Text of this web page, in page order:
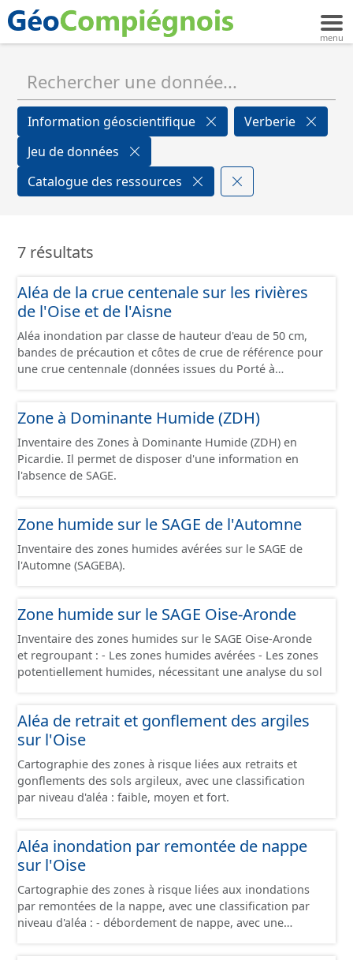
Information géoscientifique
Verberie
Jeu de données
Catalogue des ressources
7 résultats
Aléa de la crue centenale sur les rivières
de l'Oise et de l'Aisne
Aléa inondation par classe de hauteur d'eau de 50 cm,
bandes de précaution et côtes de crue de référence pour
une crue centennale (données issues du Porté à
Zone à Dominante Humide (ZDH)
Inventaire des Zones à Dominante Humide (ZDH) en
Picardie. Il permet de disposer d'une information en
l'absence de SAGE.
Zone humide sur le SAGE de l'Automne
Inventaire des zones humides avérées sur le SAGE de
l'Automne (SAGEBA).
Zone humide sur le SAGE Oise-Aronde
Inventaire des zones humides sur le SAGE Oise-Aronde
et regroupant : - Les zones humides avérées - Les zones
potentiellement humides, nécessitant une analyse du sol
Aléa de retrait et gonflement des argiles
sur l'Oise
Cartographie des zones à risque liées aux retraits et
gonflements des sols argileux, avec une classification
par niveau d'aléa : faible, moyen et fort.
Aléa inondation par remontée de nappe
sur l'Oise
Cartographie des zones à risque liées aux inondations
par remontées de la nappe, avec une classification par
niveau d'aléa : - débordement de nappe, avec une